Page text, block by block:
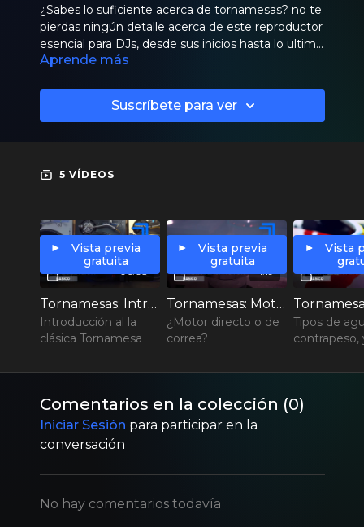
¿Sabes lo suficiente acerca de tornamesas? no te
pierdas ningún detalle acerca de este reproductor
esencial para DJs, desde sus inicios hasta lo ultimo
en tecnología.
Aprende más
Suscríbete para ver
5 VÍDEOS
06:05
Vista previa
gratuita
Tornamesas: Intro y comparación
Introducción al la
clásica Tornamesa
11:19
Vista previa
gratuita
Tornamesas: Motor
¿Motor directo o de
correa?
Vista
Tipos de
Comentarios en la colección (0)
Iniciar Sesión para participar en la
conversación
No hay comentarios todavía